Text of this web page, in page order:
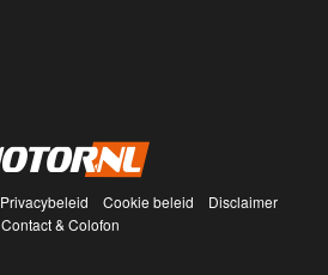
Privacybeleid Cookie beleid
Disclaimer
Contact & Colofon